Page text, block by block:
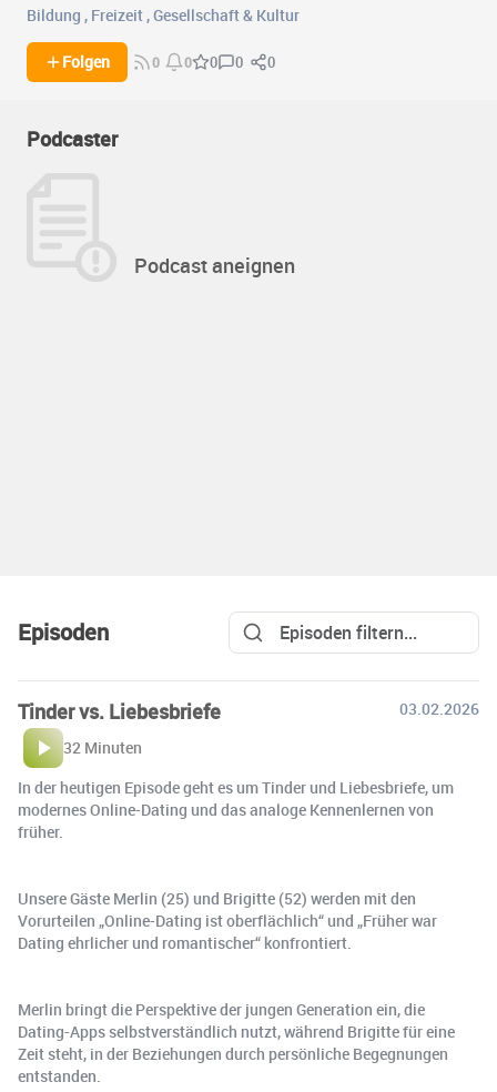
Bildung , Freizeit ,Gesellschaft & Kultur
Folgen 0 0 0 0 0
Podcaster
Podcast aneignen
Episoden
Tinder vs. Liebesbriefe
03.02.2026
32 Minuten
In der heutigen Episode geht es um Tinder und Liebesbriefe, um
modernes Online-Dating und das analoge Kennenlernen von
früher.
Unsere Gäste Merlin (25) und Brigitte (52) werden mit den
Vorurteilen „Online-Dating ist oberflächlich“ und „Früher war
Dating ehrlicher und romantischer“ konfrontiert.
Merlin bringt die Perspektive der jungen Generation ein, die
Dating-Apps selbstverständlich nutzt, während Brigitte für eine
Zeit steht, in der Beziehungen durch persönliche Begegnungen
entstanden.